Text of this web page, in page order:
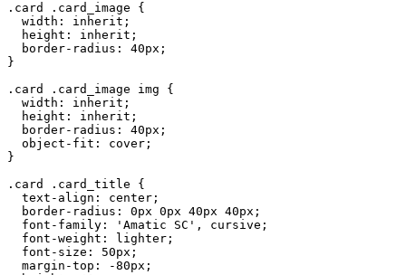
.card .card_image {
  width: inherit;
  height: inherit;
  border-radius: 40px;
}
.card .card_image img {
  width: inherit;
  height: inherit;
  border-radius: 40px;
  object-fit: cover;
}
.card .card_title {
  text-align: center;
  border-radius: 0px 0px 40px 40px;
  font-family: 'Amatic SC', cursive;
  font-weight: lighter;
  font-size: 50px;
  margin-top: -80px;